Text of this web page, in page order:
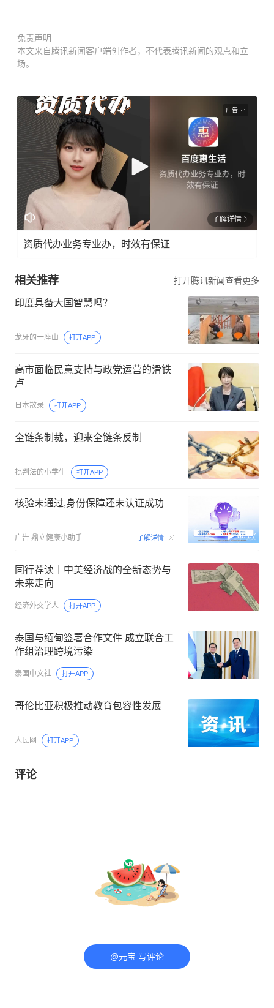
免责声明
本文来自腾讯新闻客户端创作者，不代表腾讯新闻的观点和立
场。
广告
了解详情
资质代办业务专业办，时效有保证
相关推荐 打开腾讯新闻查看更多
印度具备大国智慧吗？
龙牙的一座山 打开APP
高市面临民意支持与政党运营的滑铁
卢
日本散录 打开APP
全链条制裁，迎来全链条反制
批判法的小学生 打开APP
核验未通过,身份保障还未认证成功
广告 鼎立健康小助手 了解详情 00:07
同行荐读｜中美经济战的全新态势与
未来走向
经济外交学人 打开APP
泰国与缅甸签署合作文件 成立联合工
作组治理跨境污染
泰国中文社 打开APP
哥伦比亚积极推动教育包容性发展
人民网 打开APP
评论
@元宝 写评论